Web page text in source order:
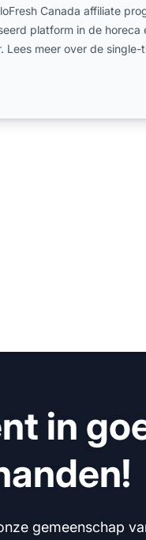
Canada affiliate
platform in de horeca
Lees meer over de single-
in
gemeenschap